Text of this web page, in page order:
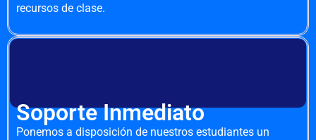
recursos de clase.
Soporte Inmediato
Ponemos a disposición de nuestros estudiantes un